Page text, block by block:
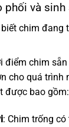
phối và sinh
chim đang
điểm chim
cho quá trình
được bao gồm:
: Chim trống